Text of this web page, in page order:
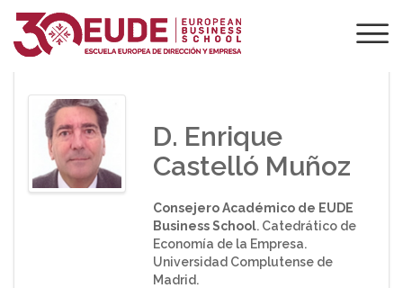
PONENTE DE EUDE
D. Enrique
Castelló Muñoz
Consejero Académico de EUDE
Business School. Catedrático de
Economía de la Empresa.
Universidad Complutense de
Madrid.